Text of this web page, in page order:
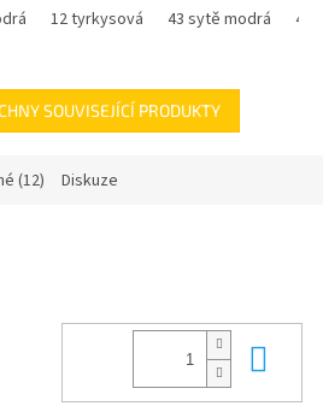
12 tyrkysová 43 sytě modrá 44
SOUVISEJÍCÍ PRODUKTY
(12) Diskuze